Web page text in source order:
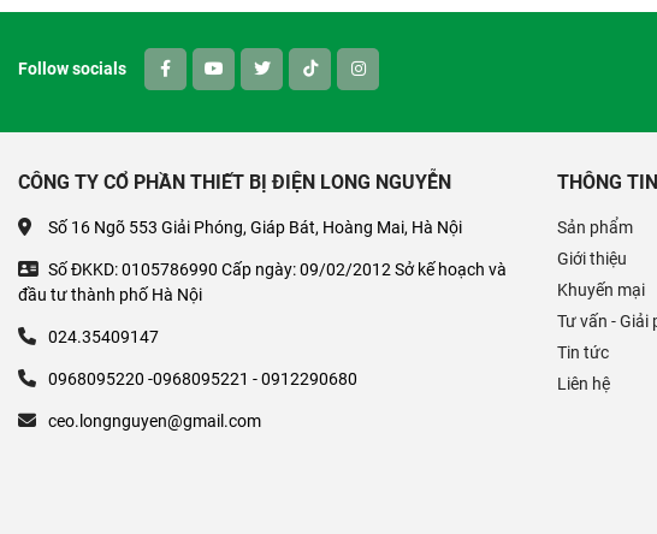
Follow socials
CÔNG TY CỔ PHẦN THIẾT BỊ ĐIỆN LONG NGUYỄN
Số 16 Ngõ 553 Giải Phóng, Giáp Bát, Hoàng Mai, Hà Nội
Số ĐKKD: 0105786990 Cấp ngày: 09/02/2012 Sở kế hoạch và
đầu tư thành phố Hà Nội
024.35409147
0968095220 -0968095221 - 0912290680
ceo.longnguyen@gmail.com
THÔNG
Sản phẩm
Giới thiệu
Khuyến mại
Tư vấn - Giải
Tin tức
Liên hệ